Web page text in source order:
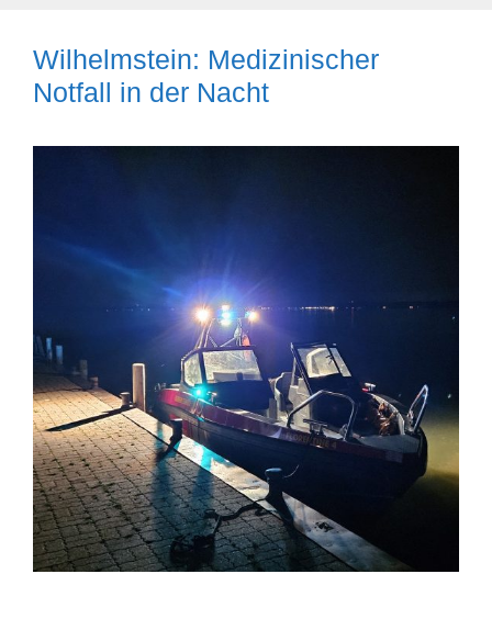
Wilhelmstein: Medizinischer
Notfall in der Nacht